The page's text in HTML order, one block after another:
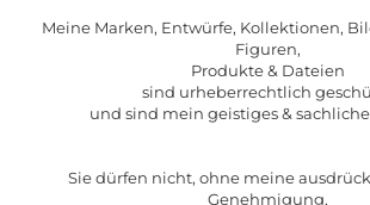
Meine Marken, Entwürfe, Kollektionen,
Figuren,
Produkte & Dateien
sind urheberrechtlich
und sind mein geistiges &
Sie dürfen nicht, ohne meine
Genehmigung,